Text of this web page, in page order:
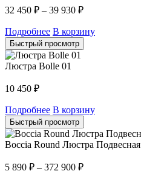
32 450 ₽ – 39 930 ₽
Подробнее В корзину
Быстрый просмотр
Люстра Bolle 01
10 450 ₽
Подробнее В корзину
Быстрый просмотр
Boccia Round Люстра Подвесная
5 890 ₽ – 372 900 ₽